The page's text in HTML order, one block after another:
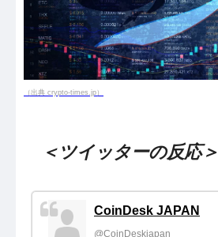
（出典 crypto-times.jp）
＜ツイッターの反応＞
CoinDesk JAPAN
@CoinDeskjapan